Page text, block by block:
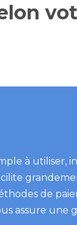
à utiliser,
de
assure une